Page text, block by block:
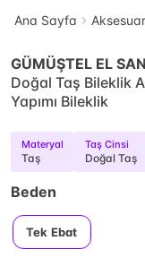
Ana Sayfa Aksesuar
GÜMÜŞTEL EL
Doğal Taş Bileklik
Yapımı Bileklik
Materyal
Taş
Taş Cinsi
Doğal Taş
Beden
Tek Ebat